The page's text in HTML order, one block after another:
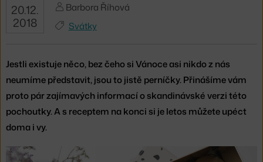
20.12.
2018
Barbora Říhová
Svátky
Jestli existuje něco, bez čeho si Vánoce asi nikdo z nás
neumíme představit, jsou to jistě perníčky. Přinášíme vám
proto pár zajímavých informací o skandinávské verzi této
pochoutky. A s receptem na konci si je letos můžete upéct
doma i vy.